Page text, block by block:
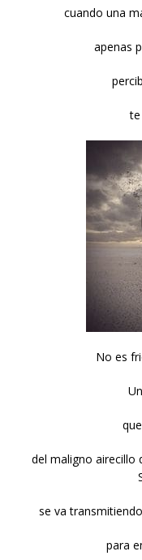
cuando una
apenas
te
No es
del maligno airecillo
se va
para